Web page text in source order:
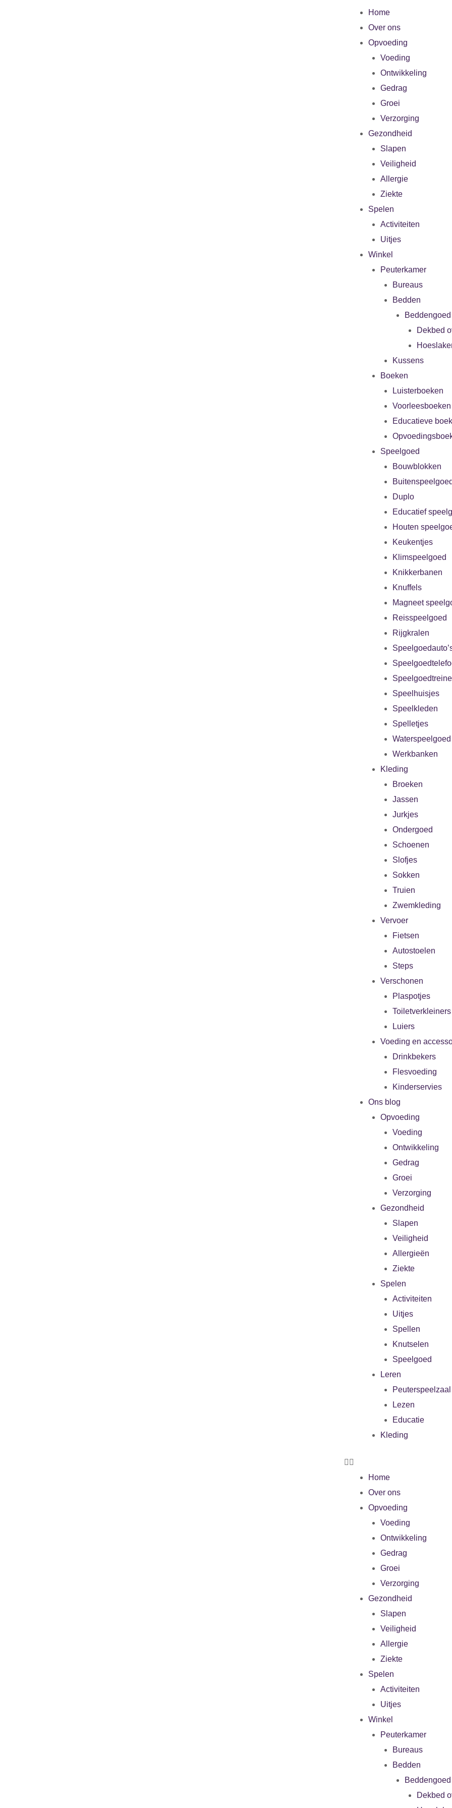
Home
Over ons
Opvoeding
Voeding
Ontwikkeling
Gedrag
Groei
Verzorging
Gezondheid
Slapen
Veiligheid
Allergie
Ziekte
Spelen
Activiteiten
Uitjes
Winkel
Peuterkamer
Bureaus
Bedden
Beddengoed
Dekbed
Kussens
Boeken
Luisterboeken
Voorleesboeken
Educatieve
Speelgoed
Bouwblokken
Duplo
Educatief
Houten
Keukentjes
Klimspeelgoed
Knikkerbanen
Knuffels
Magneet
Reisspeelgoed
Rijgkralen
Speelhuisjes
Speelkleden
Spelletjes
Waterspeelgoed
Werkbanken
Kleding
Broeken
Jassen
Jurkjes
Ondergoed
Schoenen
Slofjes
Sokken
Truien
Zwemkleding
Vervoer
Fietsen
Autostoelen
Steps
Verschonen
Plaspotjes
Toiletverkleiners
Luiers
Voeding en
Drinkbekers
Flesvoeding
Kinderservies
Ons blog
Opvoeding
Voeding
Ontwikkeling
Gedrag
Groei
Verzorging
Gezondheid
Slapen
Veiligheid
Allergieën
Ziekte
Spelen
Activiteiten
Uitjes
Spellen
Knutselen
Speelgoed
Leren
Peuterspeelzaal
Lezen
Educatie
Kleding
Home
Over ons
Opvoeding
Voeding
Ontwikkeling
Gedrag
Groei
Verzorging
Gezondheid
Slapen
Veiligheid
Allergie
Ziekte
Spelen
Activiteiten
Uitjes
Winkel
Peuterkamer
Bureaus
Bedden
Beddengoed
Dekbed